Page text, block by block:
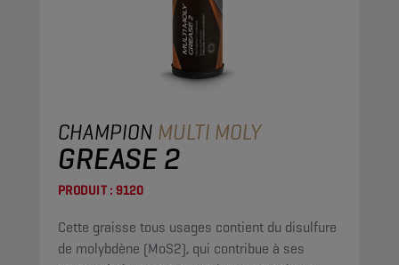
CHAMPION MULTI MOLY
GREASE 2
PRODUIT : 9120
Cette graisse tous usages contient du disulfure
de molybdène (MoS2), qui contribue à ses